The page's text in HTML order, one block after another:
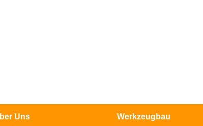
Uns Werkzeugbau